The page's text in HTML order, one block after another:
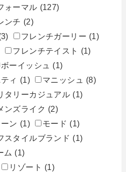
ォーマル (127)
ンチ (2)
フレンチガーリー (1)
フレンチテイスト
(1)
ボーイッシュ
(1)
ィ (1) マニッシュ
(8)
タリーカジュアル (1)
ンズライク (2)
ン (1) モード (1)
スタイルブランド (1)
ム (1)
リゾート (1)